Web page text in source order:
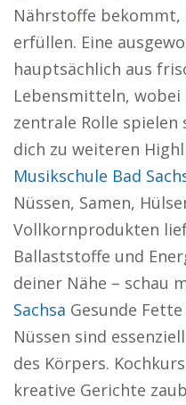
Nährstoffe bekommt,
erfüllen. Eine
hauptsächlich aus
Lebensmitteln, wobei
zentrale Rolle
dich zu weiteren
Musikschule Bad
Nüssen, Samen,
Vollkornprodukten
Ballaststoffe und
deiner Nähe – schau
Sachsa Gesunde
Nüssen sind
des Körpers.
kreative Gerichte